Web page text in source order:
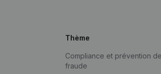
Thème
Compliance et prévention
fraude